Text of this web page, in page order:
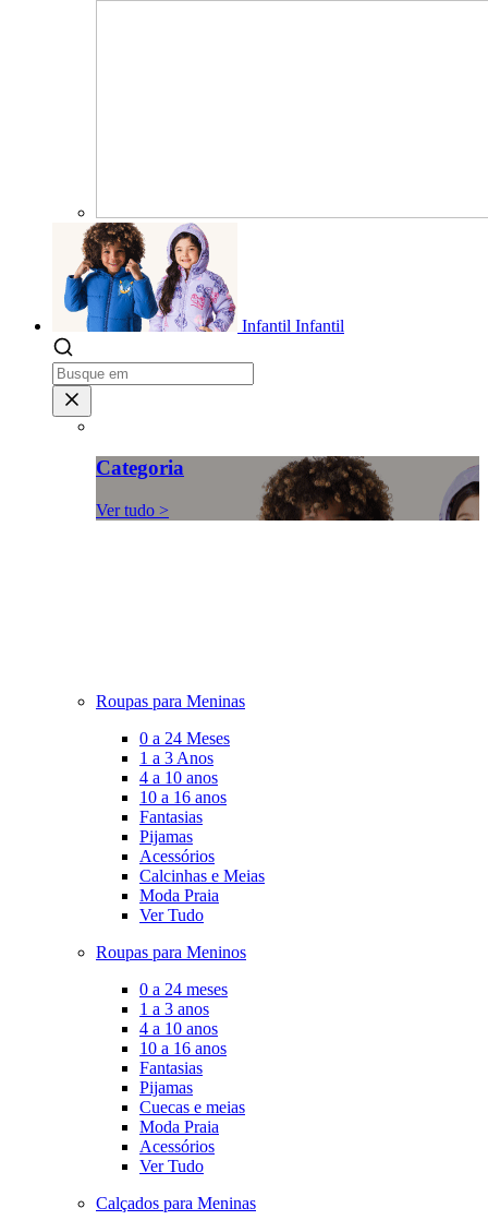
Infantil Infantil
Categoria
Ver tudo >
Roupas para Meninas
0 a 24 Meses
1 a 3 Anos
4 a 10 anos
10 a 16 anos
Fantasias
Pijamas
Acessórios
Calcinhas e Meias
Moda Praia
Ver Tudo
Roupas para Meninos
0 a 24 meses
1 a 3 anos
4 a 10 anos
10 a 16 anos
Fantasias
Pijamas
Cuecas e meias
Moda Praia
Acessórios
Ver Tudo
Calçados para Meninas